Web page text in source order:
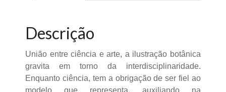
Descrição
União entre ciência e arte, a ilustração botânica
gravita em torno da interdisciplinaridade.
Enquanto ciência, tem a obrigação de ser fiel ao
modelo que representa, auxiliando na